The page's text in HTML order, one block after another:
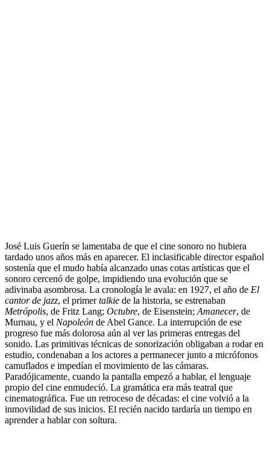
José Luis Guerín se lamentaba de que el cine sonoro no hubiera
tardado unos años más en aparecer. El inclasificable director español
sostenía que el mudo había alcanzado unas cotas artísticas que el
sonoro cercenó de golpe, impidiendo una evolución que se
adivinaba asombrosa. La cronología le avala: en 1927, el año de El
cantor de jazz, el primertalkie de la historia, se estrenaban
Metrópolis, de Fritz Lang; Octubre, de Eisenstein;Amanecer, de
Murnau, y el Napoleón de Abel Gance. La interrupción de ese
progreso fue más dolorosa aún al ver las primeras entregas del
sonido. Las primitivas técnicas de sonorización obligaban a rodar en
estudio, condenaban a los actores a permanecer junto a micrófonos
camuflados e impedían el movimiento de las cámaras.
Paradójicamente, cuando la pantalla empezó a hablar, el lenguaje
propio del cine enmudeció. La gramática era más teatral que
cinematográfica. Fue un retroceso de décadas: el cine volvió a la
inmovilidad de sus inicios. El recién nacido tardaría un tiempo en
aprender a hablar con soltura.